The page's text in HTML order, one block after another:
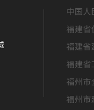
中国
福建省
福建省
福建省
福州市
福州